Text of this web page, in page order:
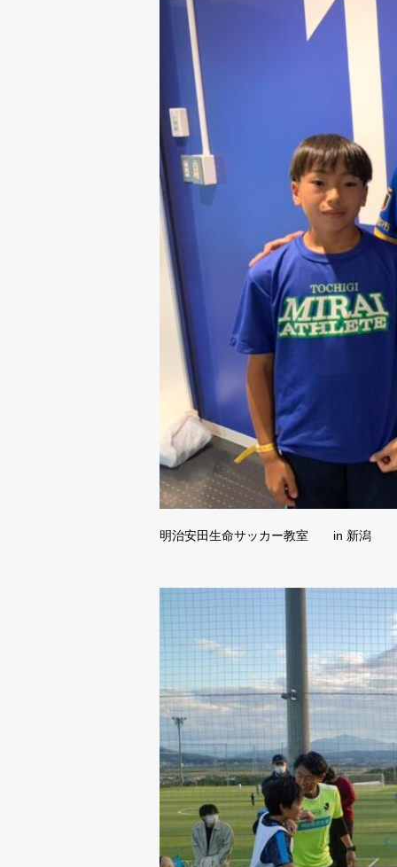
明治安田生命サッカー教室 in 新潟